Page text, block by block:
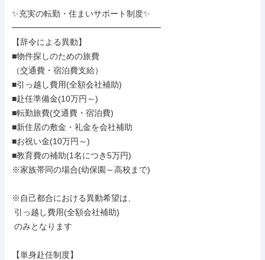
✨充実の転勤・住まいサポート制度✨
━━━━━━━━━━━━━━━━━━
【辞令による異動】
■物件探しのための旅費
（交通費・宿泊費支給）
■引っ越し費用(全額会社補助)
■赴任準備金(10万円～)
■転勤旅費(交通費・宿泊費)
■新住居の敷金・礼金を会社補助
■お祝い金(10万円～)
■教育費の補助(1名につき5万円)
※家族帯同の場合(幼保園～高校まで)
※自己都合における異動希望は、
【単身赴任制度】